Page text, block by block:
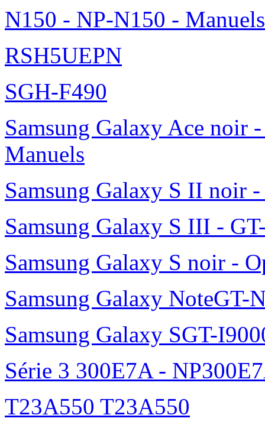
N150 - NP-N150 - Manuels
RSH5UEPN
SGH-F490
Samsung Galaxy Ace noir
Manuels
Samsung Galaxy S II noir
Samsung Galaxy S III -
Samsung Galaxy S noir -
Samsung Galaxy NoteGT-
Samsung Galaxy SGT-
Série 3 300E7A -
T23A550 T23A550